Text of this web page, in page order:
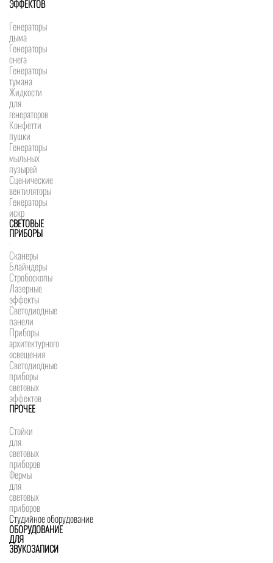
ЭФФЕКТОВ
Генераторы
дыма
Генераторы
снега
Генераторы
тумана
Жидкости
для
генераторов
Конфетти
пушки
Генераторы
мыльных
пузырей
Сценические
вентиляторы
Генераторы
искр
СВЕТОВЫЕ
ПРИБОРЫ
Сканеры
Блайндеры
Стробоскопы
Лазерные
эффекты
Светодиодные
панели
Приборы
архитектурного
освещения
Светодиодные
приборы
световых
эффектов
ПРОЧЕЕ
Стойки
для
световых
приборов
Фермы
для
световых
приборов
Студийное оборудование
ОБОРУДОВАНИЕ
ДЛЯ
ЗВУКОЗАПИСИ